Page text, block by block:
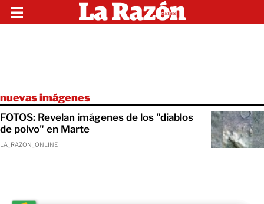
nuevas imágenes
FOTOS: Revelan imágenes de los "diablos
de polvo" en Marte
LA_RAZON_ONLINE